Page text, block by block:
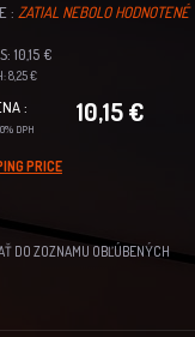
: ZATIAL NEBOLO HODNOTENÉ
10,15 €
8,25 €
:
DPH
10,15 €
PRICE
DO ZOZNAMU OBĽÚBENÝCH